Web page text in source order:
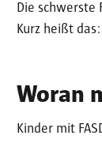
Die schwerste
Kurz heißt das:
Woran
Kinder mit